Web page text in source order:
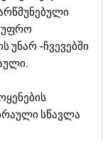
უფრო
უნარ -ჩვევებში
სწავლა